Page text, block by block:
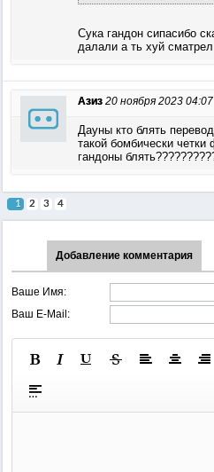
Сука гандон сипасибо
далали а ть хуй сматрел
Азиз 20 ноября 2023 04:07
Дауны кто блять
такой бомбически
гандоны
1 2 3 4
Добавление комментария
Ваше Имя:
Ваш E-Mail: